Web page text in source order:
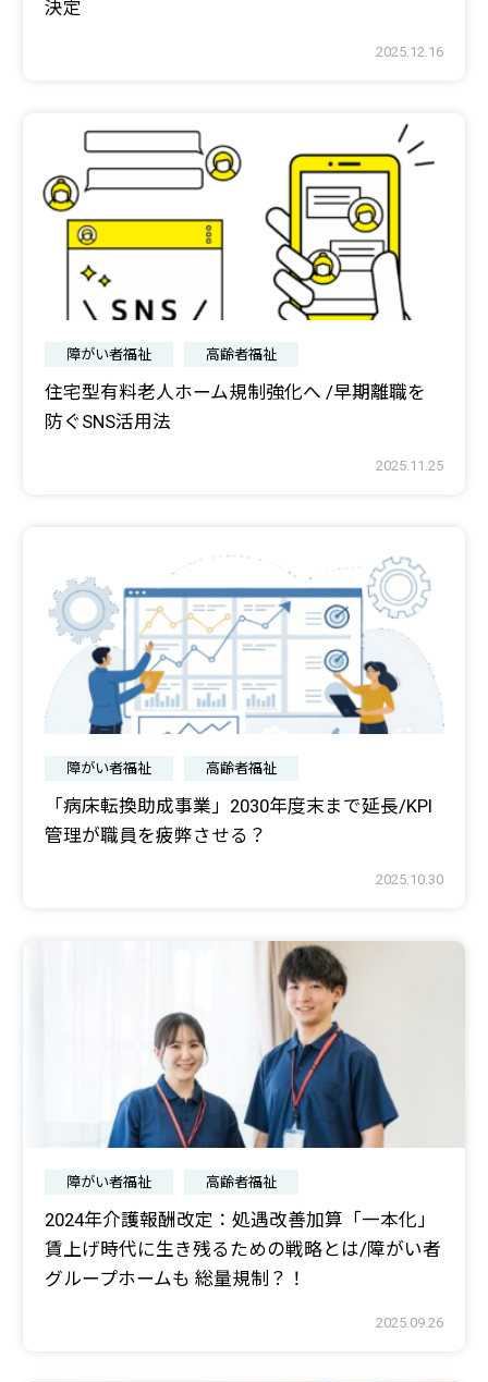
決定
2025.12.16
障がい者福祉 高齢者福祉
住宅型有料老人ホーム規制強化へ /早期離職を
防ぐSNS活用法
2025.11.25
障がい者福祉 高齢者福祉
「病床転換助成事業」2030年度末まで延長/KPI
管理が職員を疲弊させる？
2025.10.30
障がい者福祉 高齢者福祉
2024年介護報酬改定：処遇改善加算「一本化」
賃上げ時代に生き残るための戦略とは/障がい者
グループホームも 総量規制？！
2025.09.26